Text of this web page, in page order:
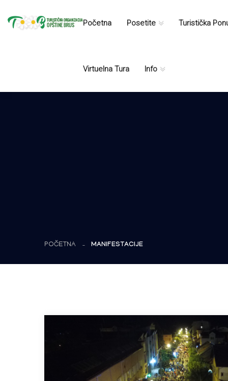
Početna Posetite Turistička
Virtuelna Tura Info
POČETNA MANIFESTACIJE